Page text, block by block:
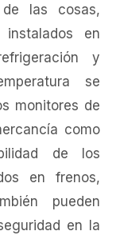
las cosas,
en
y
se
monitores de
como
de los
en frenos,
pueden
en la